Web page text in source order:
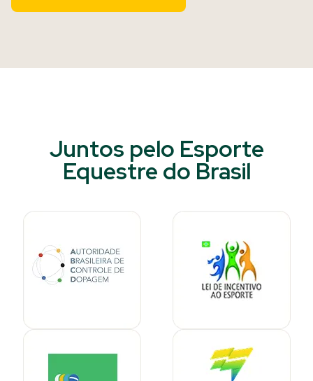
Juntos pelo Esporte
Equestre do Brasil​